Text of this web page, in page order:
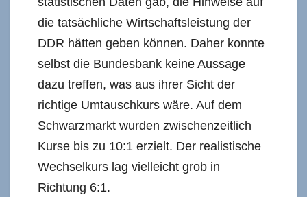
die tatsächliche Wirtschaftsleistung der
DDR hätten geben können. Daher konnte
selbst die Bundesbank keine Aussage
dazu treffen, was aus ihrer Sicht der
richtige Umtauschkurs wäre. Auf dem
Schwarzmarkt wurden zwischenzeitlich
Kurse bis zu 10:1 erzielt. Der realistische
Wechselkurs lag vielleicht grob in
Richtung 6:1.